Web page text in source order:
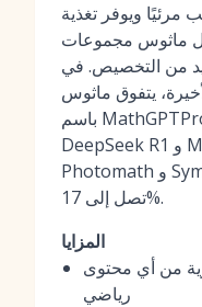
مرئيًا ويوفر تغذية
ماثوس مجموعات
من التخصيص. في
يتفوق ماثوس (المعروف أيضًا
باسم MathGPTPro) على النماذج الرائدة مثل
DeepSeek R1 و Mathway و Julius و
Photomath و Symbolab—مقدمًا دقة أعلى بنسبة
تصل إلى 17%.
المزايا
من أي محتوى
رياضي